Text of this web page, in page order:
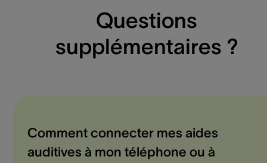
Questions
supplémentaires ?
Comment connecter mes aides
auditives à mon téléphone ou à